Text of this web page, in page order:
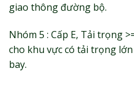
giao thông đường bộ.
Nhóm 5 : Cấp E, Tải trọng
cho khu vực có tải trọng
bay.